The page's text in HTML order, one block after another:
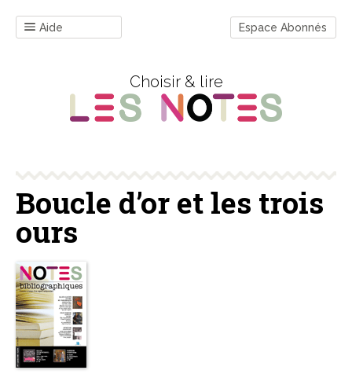
Aide Espace Abonnés
Choisir & lire
Boucle d’or et les trois
ours